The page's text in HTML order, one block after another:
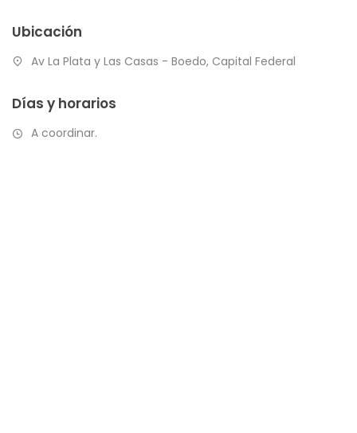
Ubicación
Av La Plata y Las Casas - Boedo, Capital Federal
Días y horarios
A coordinar.